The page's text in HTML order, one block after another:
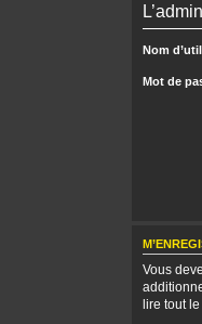
Nom
Mot de
Vous
lire tout le